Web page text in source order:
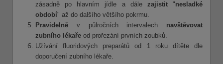
zásadně po hlavním jídle a dále zajistit"nesladké
období" až do dalšího většího pokrmu.
Pravidelně v půlročních intervalech navštěvovat
zubního lékaře od prořezání prvních zoubků.
Užívání fluoridových preparátů od 1 roku dítěte dle
doporučení zubního lékaře.